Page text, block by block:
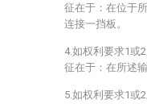
征在于：在位于
连接一挡板。
4.如权利要求1或
征在于：在所述
5.如权利要求1或